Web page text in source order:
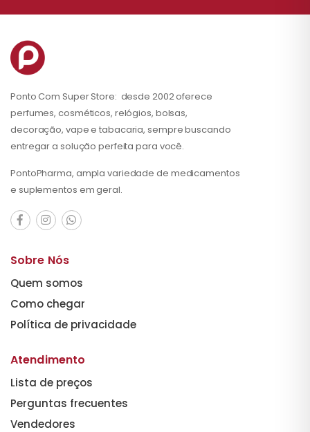
Ponto Com Super Store: desde 2002 oferece
perfumes, cosméticos, relógios, bolsas,
decoração, vape e tabacaria, sempre buscando
entregar a solução perfeita para você.
PontoPharma, ampla variedade de medicamentos
e suplementos em geral.
Sobre Nós
Quem somos
Como chegar
Política de privacidade
Atendimento
Lista de preços
Perguntas frecuentes
Vendedores